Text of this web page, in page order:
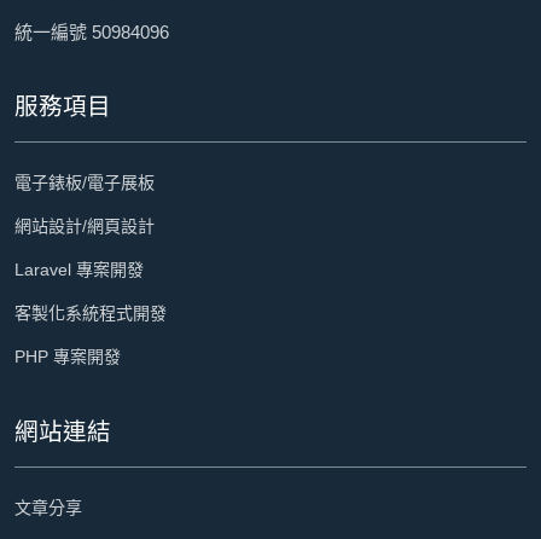
統一編號 50984096
服務項目
電子錶板/電子展板
網站設計/網頁設計
Laravel 專案開發
客製化系統程式開發
PHP 專案開發
網站連結
文章分享